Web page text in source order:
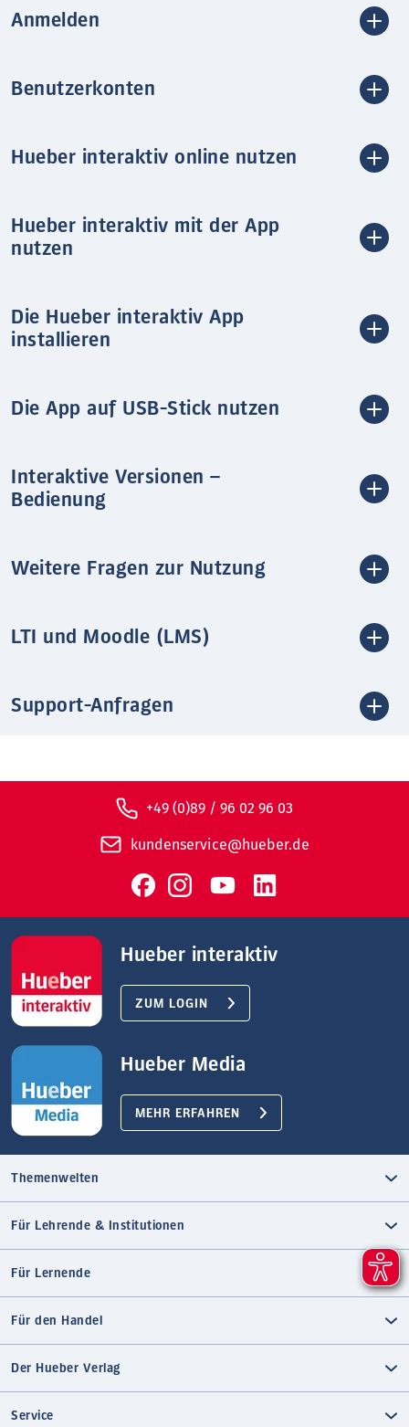
Anmelden
Benutzerkonten
Hueber interaktiv online nutzen
Hueber interaktiv mit der App
nutzen
Die Hueber interaktiv App
installieren
Die App auf USB-Stick nutzen
Interaktive Versionen –
Bedienung
Weitere Fragen zur Nutzung
LTI und Moodle (LMS)
Support-Anfragen
+49 (0)89 / 96 02 96 03
kundenservice@hueber.de
Hueber interaktiv
ZUM LOGIN
Hueber Media
MEHR ERFAHREN
Themenwelten
Für Lehrende & Institutionen
Für Lernende
Für den Handel
Der Hueber Verlag
Service